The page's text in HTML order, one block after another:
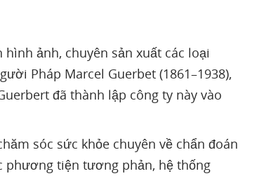
ảnh, chuyên sản xuất các loại
Pháp Marcel Guerbet (1861–1938),
đã thành lập công ty này vào
sóc sức khỏe chuyên về chẩn đoán
phương tiện tương phản, hệ thống